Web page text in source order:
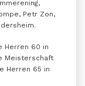
Petr Zon,
Herren 60 in
Meisterschaft
Herren 65 in